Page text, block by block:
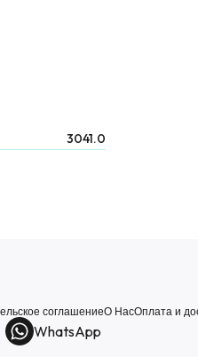
3041.0
соглашениеО НасОплата и
WhatsApp